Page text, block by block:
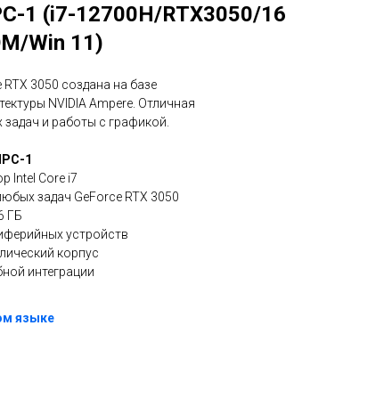
1 (i7-12700H/RTX3050/16
Win 11)
3050 создана на базе
NVIDIA Ampere. Отличная
и работы с графикой.
1
Intel Core i7
задач GeForce RTX 3050
ГБ
устройств
корпус
интеграции
языке